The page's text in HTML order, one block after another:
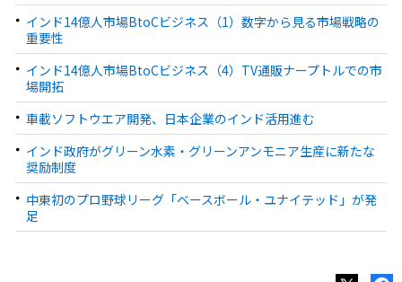
インド14億人市場BtoCビジネス（1）数字から見る市場戦略の
重要性
インド14億人市場BtoCビジネス（4）TV通販ナープトルでの市
場開拓
車載ソフトウエア開発、日本企業のインド活用進む
インド政府がグリーン水素・グリーンアンモニア生産に新たな
奨励制度
中東初のプロ野球リーグ「ベースボール・ユナイテッド」が発
足